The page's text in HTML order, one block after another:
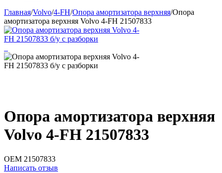
Главная/Volvo/4-FH/Опора амортизатора верхняя/Опора
амортизатора верхняя Volvo 4-FH 21507833
Опора амортизатора верхняя
Volvo 4-FH 21507833
OEM 21507833
Написать отзыв